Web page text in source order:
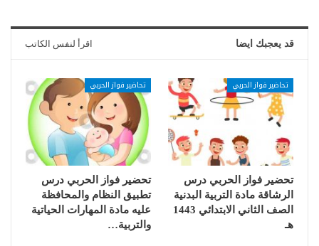
قد يعجبك ايضا اقرأ لنفس الكاتب
تحاضير فواز الحربي
تحضير فواز الحربي درس
الرشاقة مادة التربية البدنية
الصف الثاني الابتدائي 1443
هـ
تحاضير فواز الحربي
تحضير فواز الحربي درس
تطبيق النظام والمحافظة
عليه مادة المهارات الحياتية
والتربية…